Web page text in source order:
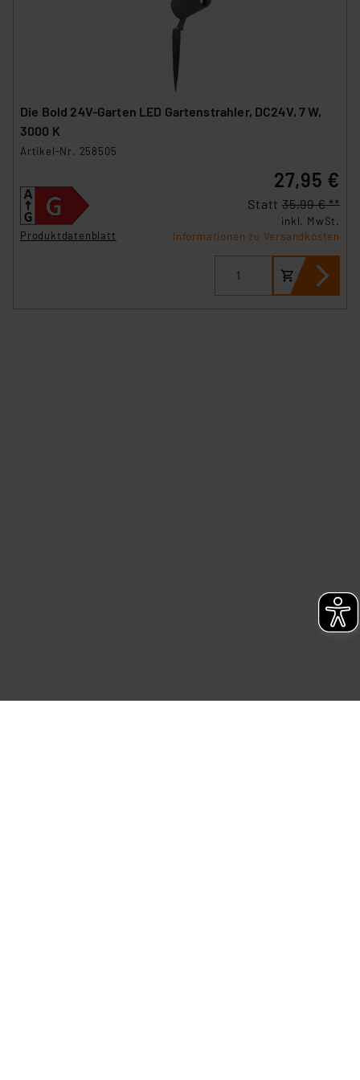
Die Bold 24V-Garten LED Gartenstrahler, DC24V, 7 W,
3000 K
Artikel-Nr. 258505
Produktdatenblatt
27,95 €
Statt 35,99 € **
inkl. MwSt.
Informationen zu Versandkosten